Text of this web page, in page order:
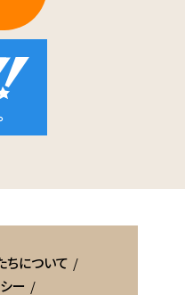
ちについて
ー